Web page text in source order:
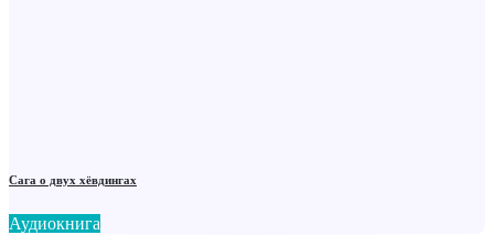
Сага о двух хёвдингах
Аудиокнига